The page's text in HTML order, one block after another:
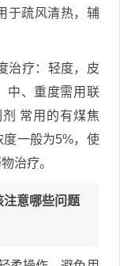
于疏风清热，辅
治疗：轻度，皮
中、重度需用联
常用的有煤焦
一般为5%，使
治疗。
注意哪些问题